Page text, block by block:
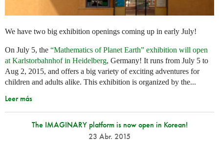
We have two big exhibition openings coming up in early July!
On July 5, the “Mathematics of Planet Earth” exhibition will open
at Karlstorbahnhof in Heidelberg, Germany! It runs from July 5 to
Aug 2, 2015, and offers a big variety of exciting adventures for
children and adults alike. This exhibition is organized by the...
Leer más
The IMAGINARY platform is now open in Korean!
23 Abr. 2015